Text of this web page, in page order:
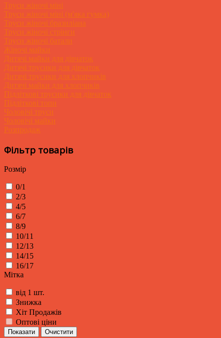
Труси жіночі міні
Труси жіночі міні (м'яка гумка)
Труси жіночі бразиліана
Труси жіночі стрінги
Труси жіночі батали
Жіночі майки
Дитячі майки для дівчаток
Дитячі трусики для дівчаток
Дитячі трусики для хлопчиків
Дитячі майки для хлопчиків
Підліткові трусики для дівчаток
Підліткові топи
Чоловічі труси
Чоловічі майки
Розпродаж
Фільтр товарів
Розмір
0/1
2/3
4/5
6/7
8/9
10/11
12/13
14/15
16/17
Мітка
від 1 шт.
Знижка
Хіт Продажів
Оптові ціни
Показати Очистити